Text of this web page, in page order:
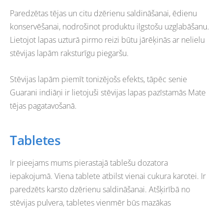
Paredzētas tējas un citu dzērienu saldināšanai, ēdienu
konservēšanai, nodrošinot produktu ilgstošu uzglabāšanu.
Lietojot lapas uzturā pirmo reizi būtu jārēķinās ar nelielu
stēvijas lapām raksturīgu piegaršu.
Stēvijas lapām piemīt tonizējošs efekts, tāpēc senie
Guarani indiāņi ir lietojuši stēvijas lapas pazīstamās Mate
tējas pagatavošanā.
Tabletes
Ir pieejams mums pierastajā tablešu dozatora
iepakojumā. Viena tablete atbilst vienai cukura karotei. Ir
paredzēts karsto dzērienu saldināšanai. Atšķirībā no
stēvijas pulvera, tabletes vienmēr būs mazākas